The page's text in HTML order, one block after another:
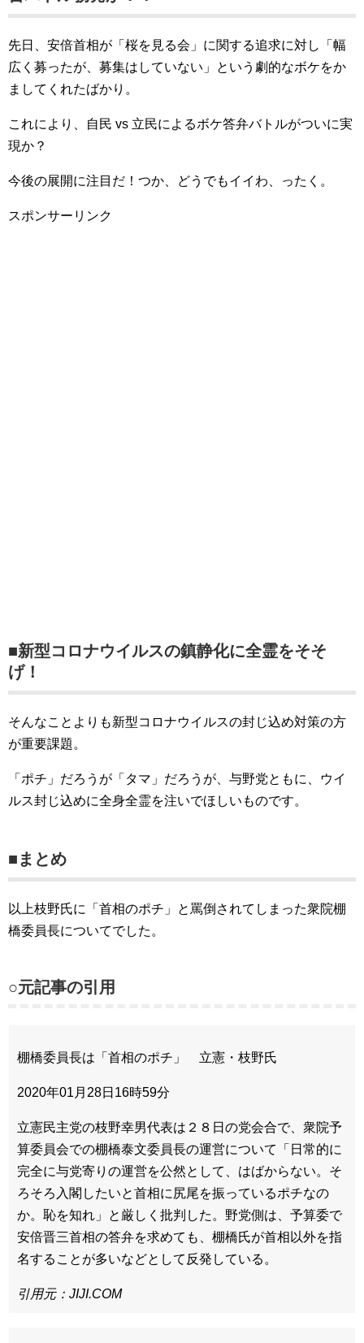
先日、安倍首相が「桜を見る会」に関する追求に対し「幅
広く募ったが、募集はしていない」という劇的なボケをか
ましてくれたばかり。
これにより、自民 vs 立民によるボケ答弁バトルがついに実
現か？
今後の展開に注目だ！つか、どうでもイイわ、ったく。
スポンサーリンク
■新型コロナウイルスの鎮静化に全霊をそそ
げ！
そんなことよりも新型コロナウイルスの封じ込め対策の方
が重要課題。
「ポチ」だろうが「タマ」だろうが、与野党ともに、ウイ
ルス封じ込めに全身全霊を注いでほしいものです。
■まとめ
以上枝野氏に「首相のポチ」と罵倒されてしまった衆院棚
橋委員長についてでした。
○元記事の引用
棚橋委員長は「首相のポチ」 立憲・枝野氏
2020年01月28日16時59分
立憲民主党の枝野幸男代表は２８日の党会合で、衆院予
算委員会での棚橋泰文委員長の運営について「日常的に
完全に与党寄りの運営を公然として、はばからない。そ
ろそろ入閣したいと首相に尻尾を振っているポチなの
か。恥を知れ」と厳しく批判した。野党側は、予算委で
安倍晋三首相の答弁を求めても、棚橋氏が首相以外を指
名することが多いなどとして反発している。
引用元：JIJI.COM